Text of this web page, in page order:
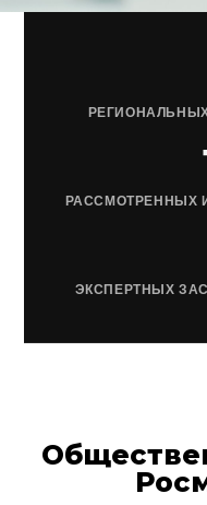
РАССМОТРЕННЫХ
ЭКСПЕРТНЫХ